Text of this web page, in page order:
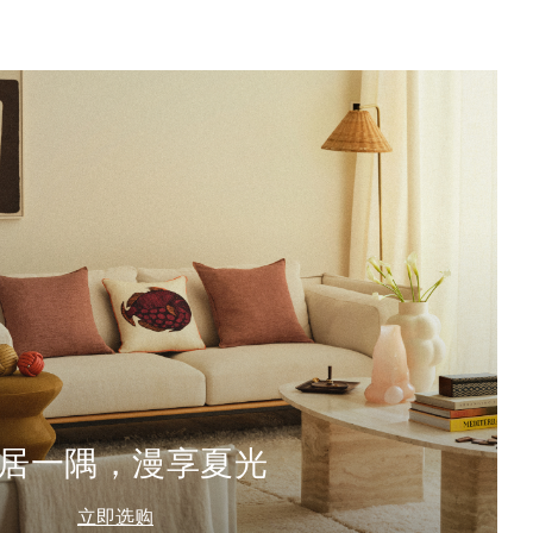
一隅，漫享夏光
立即选购